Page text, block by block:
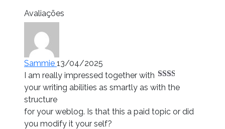
Avaliações
Sammie 13/04/2025
Avaliação
I am really impressed together with
your writing abilities as smartly as with the
structure
for your weblog. Is that this a paid topic or did
you modify it your self?